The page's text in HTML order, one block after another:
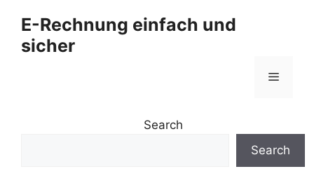
Inhalt
springen
E-Rechnung einfach und
sicher
Menü
Search
Search